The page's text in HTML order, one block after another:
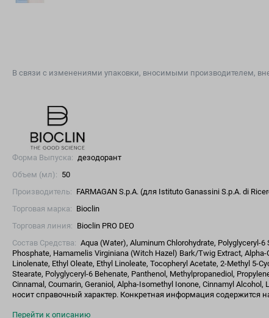
В связи с изменениями упаковки, вносимыми производителем,
Форма Выпуска: дезодорант
Объем (мл): 50
Производитель: FARMAGAN S.p.A. (для Istituto Ganassini S.p.A. di
Торговая марка: Bioclin
Торговая линия: Bioclin PRO DEO
Состав Средства: Aqua (Water), Aluminum Chlorohydrate, Polyglyceryl-
Phosphate, Hamamelis Virginiana (Witch Hazel) Bark/Twig Extract,
Linolenate, Ethyl Oleate, Ethyl Linoleate, Tocopheryl Acetate, 2-Methyl 5-
Stearate, Polyglyceryl-6 Behenate, Panthenol, Methylpropanediol,
Cinnamal, Coumarin, Geraniol, Alpha-Isomethyl Ionone, Cinnamyl
носит справочный характер. Конкретная информация содержится
Перейти к описанию